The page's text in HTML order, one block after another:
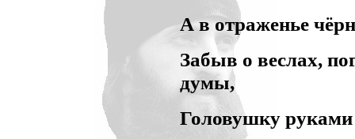
А в отраженье
Забыв о веслах,
думы,
Головушку руками